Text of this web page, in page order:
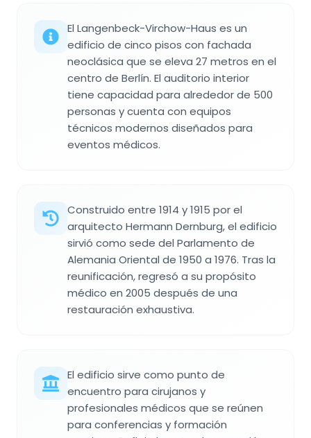
El Langenbeck-Virchow-Haus es un
edificio de cinco pisos con fachada
neoclásica que se eleva 27 metros en el
centro de Berlín. El auditorio interior
tiene capacidad para alrededor de 500
personas y cuenta con equipos
técnicos modernos diseñados para
eventos médicos.
Construido entre 1914 y 1915 por el
arquitecto Hermann Dernburg, el edificio
sirvió como sede del Parlamento de
Alemania Oriental de 1950 a 1976. Tras la
reunificación, regresó a su propósito
médico en 2005 después de una
restauración exhaustiva.
El edificio sirve como punto de
encuentro para cirujanos y
profesionales médicos que se reúnen
para conferencias y formación